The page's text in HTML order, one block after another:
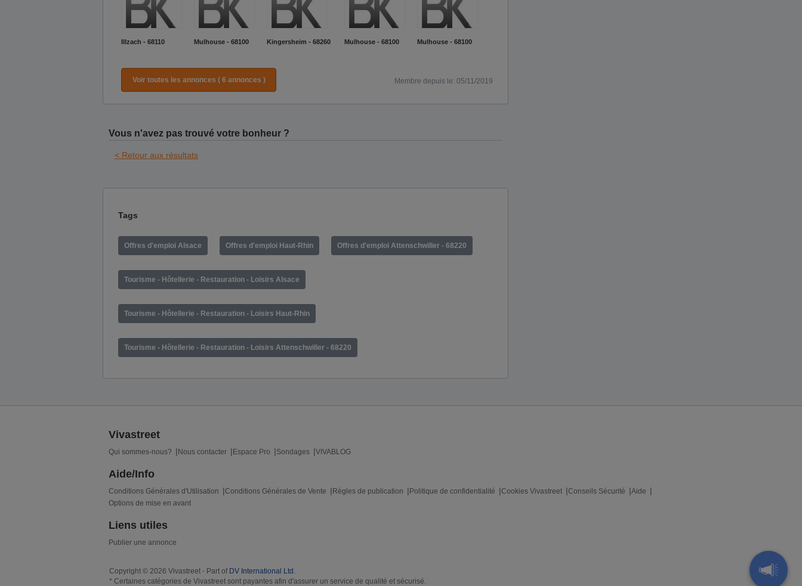
Illzach - 68110 Mulhouse - 68100 Kingersheim - 68260 Mulhouse - 68100 Mulhouse - 68100
Voir toutes les annonces ( 6 annonces ) Membre depuis le: 05/11/2019
Vous n'avez pas trouvé votre bonheur ?
< Retour aux résultats
Tags
Offres d'emploi Alsace Offres d'emploi Haut-Rhin Offres d'emploi Attenschwiller - 68220
Tourisme - Hôtellerie - Restauration - Loisirs Alsace
Tourisme - Hôtellerie - Restauration - Loisirs Haut-Rhin
Tourisme - Hôtellerie - Restauration - Loisirs Attenschwiller - 68220
Vivastreet
Qui sommes-nous? Nous contacter Espace Pro Sondages VIVABLOG
Aide/Info
Conditions Générales d'Utilisation Conditions Générales de Vente Règles de publication Politique de confidentialité Cookies Vivastreet Conseils Sécurité
Aide
Options de mise en avant
Liens utiles
Publier une annonce
Copyright © 2026 Vivastreet - Part of DV International Ltd .
* Certaines catégories de Vivastreet sont payantes afin d'assurer un service de qualité et sécurisé.